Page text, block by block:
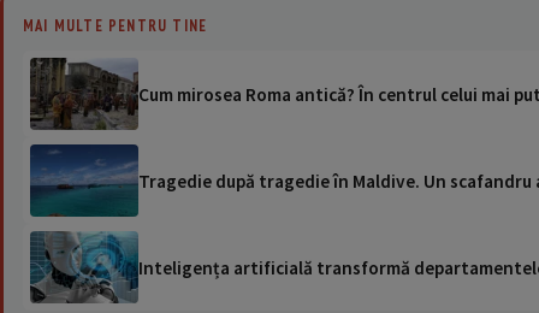
MAI MULTE PENTRU TINE
Cum mirosea Roma antică? În centrul celui mai
Tragedie după tragedie în Maldive. Un
Inteligența artificială transformă